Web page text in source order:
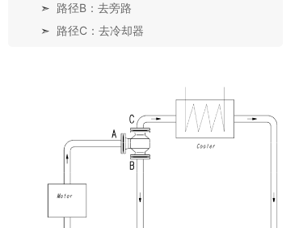
➣ 路径B：去旁路
➣ 路径C：去冷却器